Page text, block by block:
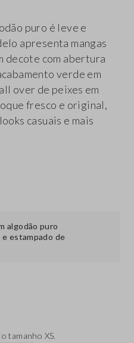
puro é leve e
apresenta mangas
decote com abertura
verde em
over de peixes em
fresco e original,
casuais e mais
tamanho XS.